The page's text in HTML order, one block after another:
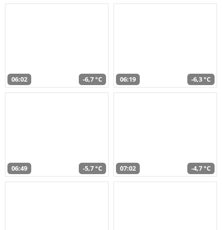
06:02 -6,7 °C 06:19 -6,3 °C
06:49 -5,7 °C 07:02 -4,7 °C